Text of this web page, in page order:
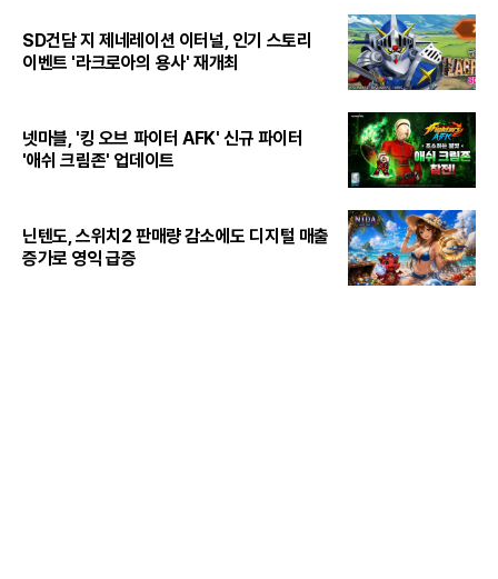
SD건담 지 제네레이션 이터널, 인기 스토리
이벤트 '라크로아의 용사' 재개최
넷마블, '킹 오브 파이터 AFK' 신규 파이터
'애쉬 크림존' 업데이트
닌텐도, 스위치2 판매량 감소에도 디지털 매출
증가로 영익 급증